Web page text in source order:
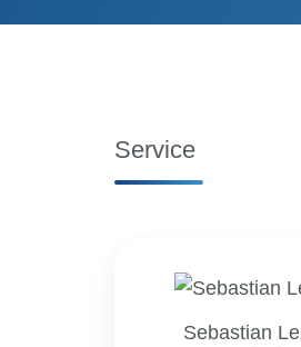
Service
Sebastian